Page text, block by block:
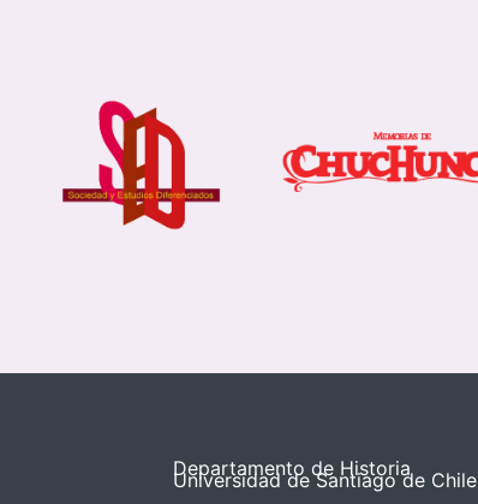
Departamento de Historia
Universidad de Santiago de Chile